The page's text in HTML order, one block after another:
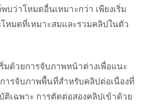
บว่าโหมดอื่นเหมาะกว่า เพียงเริ่ม
หมดที่เหมาะสมและรวมคลิปในตัว
ริ่มด้วยการจับภาพหน้าต่างเพื่อแนะ
ารจับภาพพื้นที่สำหรับคลิปต่อเนื่องที่
เฉพาะ การตัดต่อสองคลิปเข้าด้วย